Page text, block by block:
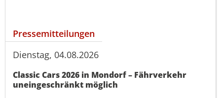
Pressemitteilungen
Dienstag, 04.08.2026
Classic Cars 2026 in Mondorf – Fährverkehr
uneingeschränkt möglich